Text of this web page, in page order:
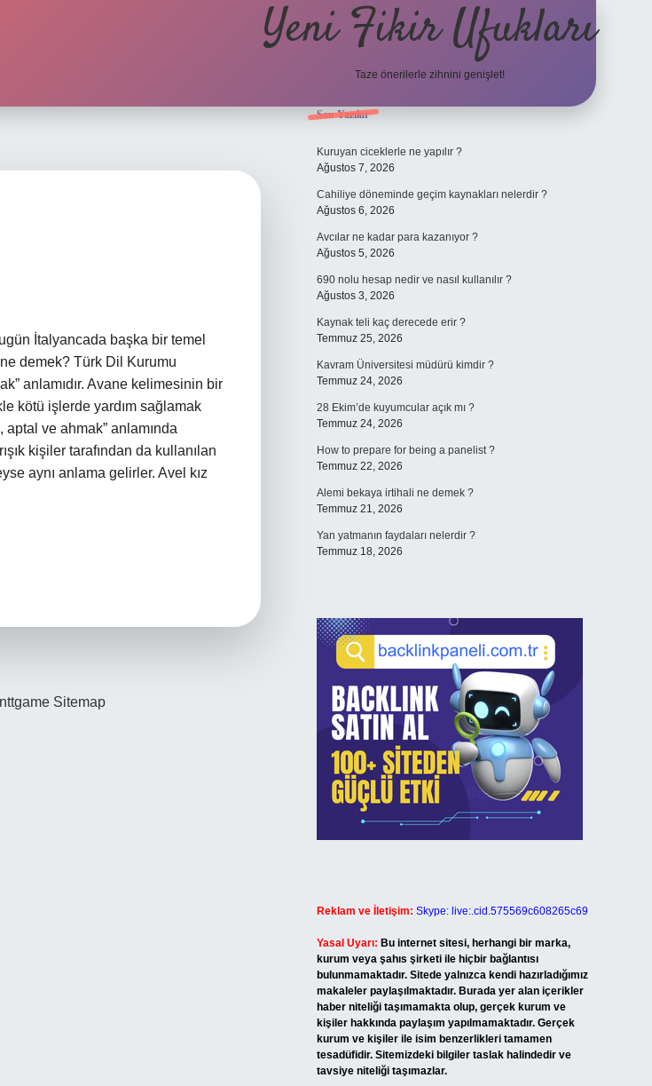
Yeni Fikir Ufukları
Taze önerilerle zihnini genişlet!
İtalyancada başka bir temel
demek? Türk Dil Kurumu
anlamıdır. Avane kelimesinin bir
kötü işlerde yardım sağlamak
aptal ve ahmak” anlamında
kişiler tarafından da kullanılan
aynı anlama gelirler. Avel kız
nttgame Sitemap
Sidebar
Son Yazılar
Kuruyan ciceklerle ne yapılır ?
Ağustos 7, 2026
Cahiliye döneminde geçim kaynakları nelerdir ?
Ağustos 6, 2026
Avcılar ne kadar para kazanıyor ?
Ağustos 5, 2026
690 nolu hesap nedir ve nasıl kullanılır ?
Ağustos 3, 2026
Kaynak teli kaç derecede erir ?
Temmuz 25, 2026
Kavram Üniversitesi müdürü kimdir ?
Temmuz 24, 2026
28 Ekim’de kuyumcular açık mı ?
Temmuz 24, 2026
How to prepare for being a panelist ?
Temmuz 22, 2026
Alemi bekaya irtihali ne demek ?
Temmuz 21, 2026
Yan yatmanın faydaları nelerdir ?
Temmuz 18, 2026
Reklam ve İletişim: Skype: live:.cid.575569c608265c69
Yasal Uyarı: Bu internet sitesi, herhangi bir marka,
kurum veya şahıs şirketi ile hiçbir bağlantısı
bulunmamaktadır. Sitede yalnızca kendi hazırladığımız
makaleler paylaşılmaktadır. Burada yer alan içerikler
haber niteliği taşımamakta olup, gerçek kurum ve
kişiler hakkında paylaşım yapılmamaktadır. Gerçek
kurum ve kişiler ile isim benzerlikleri tamamen
tesadüfidir. Sitemizdeki bilgiler taslak halindedir ve
tavsiye niteliği taşımazlar.